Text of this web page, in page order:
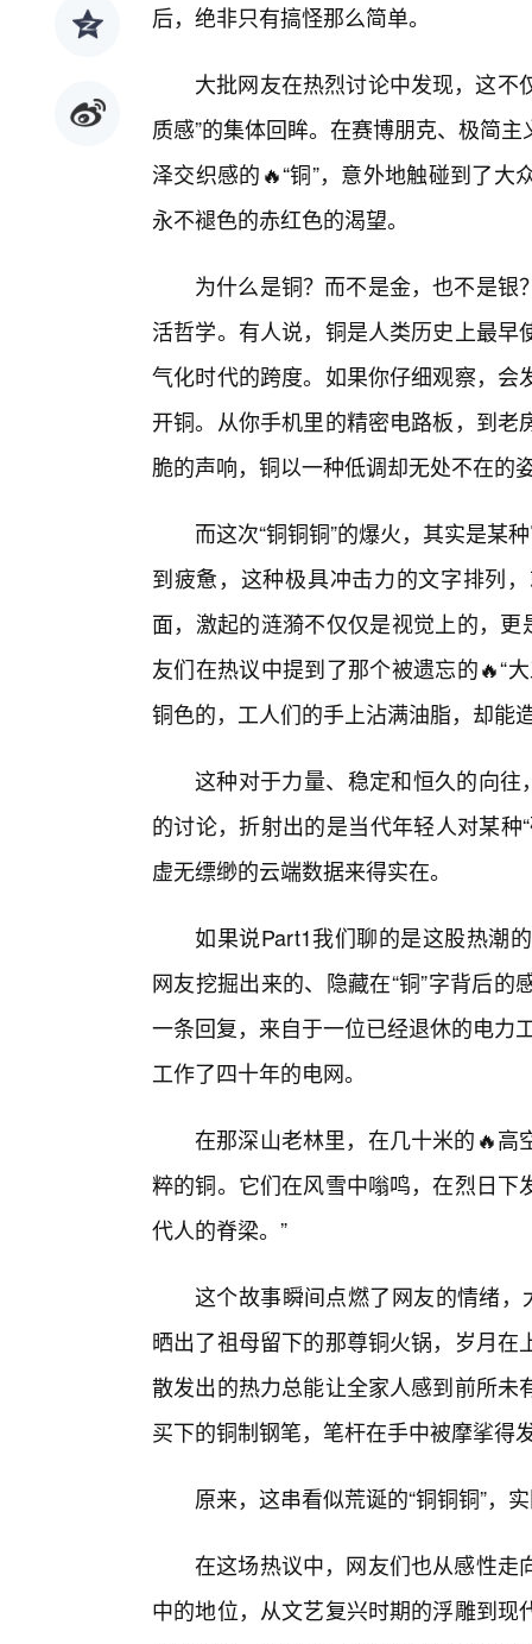
后，绝非只有搞怪那么简单。
大批网友在热烈讨论中发现，这不
质感”的集体回眸。在赛博朋克、极简
泽交织感的🔥“铜”，意外地触碰到了
永不褪色的赤红色的渴望。
为什么是铜？而不是金，也不是
活哲学。有人说，铜是人类历史上最
气化时代的跨度。如果你仔细观察，
开铜。从你手机里的精密电路板，到
脆的声响，铜以一种低调却无处不在的
而这次“铜铜铜”的爆火，其实是某
到疲惫，这种极具冲击力的文字排列
面，激起的涟漪不仅仅是视觉上的，
友们在热议中提到了那个被遗忘的🔥“
铜色的，工人们的手上沾满油脂，却能
这种对于力量、稳定和恒久的向往
的讨论，折射出的是当代年轻人对某
虚无缥缈的云端数据来得实在。
如果说Part1我们聊的是这股热潮
网友挖掘出来的、隐藏在“铜”字背后
一条回复，来自于一位已经退休的电力
工作了四十年的电网。
在那深山老林里，在几十米的🔥高
粹的铜。它们在风雪中嗡鸣，在烈日
代人的脊梁。”
这个故事瞬间点燃了网友的情绪
晒出了祖母留下的那尊铜火锅，岁月
散发出的热力总能让全家人感到前所
买下的铜制钢笔，笔杆在手中被摩挲得
原来，这串看似荒诞的“铜铜铜”，
在这场热议中，网友们也从感性走
中的地位，从文艺复兴时期的浮雕到